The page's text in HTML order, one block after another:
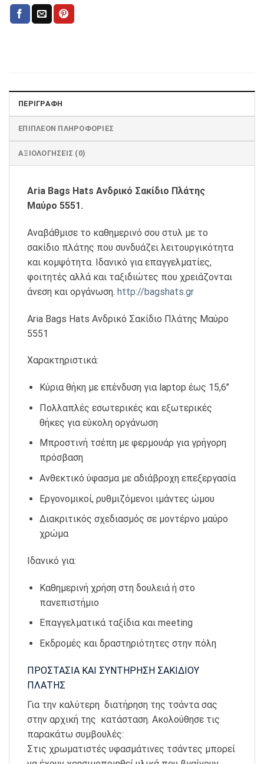
ΠΕΡΙΓΡΑΦΉ
ΕΠΙΠΛΈΟΝ ΠΛΗΡΟΦΟΡΊΕΣ
ΑΞΙΟΛΟΓΉΣΕΙΣ (0)
Aria Bags Hats Ανδρικό Σακίδιο Πλάτης
Μαύρο 5551.
Αναβάθμισε το καθημερινό σου στυλ με το
σακίδιο πλάτης που συνδυάζει λειτουργικότητα
και κομψότητα. Ιδανικό για επαγγελματίες,
φοιτητές αλλά και ταξιδιώτες που χρειάζονται
άνεση και οργάνωση. http://bagshats.gr
Aria Bags Hats Ανδρικό Σακίδιο Πλάτης Μαύρο
5551
Χαρακτηριστικά:
Κύρια θήκη με επένδυση για laptop έως 15,6’’
Πολλαπλές εσωτερικές και εξωτερικές
θήκες για εύκολη οργάνωση
Μπροστινή τσέπη με φερμουάρ για γρήγορη
πρόσβαση
Ανθεκτικό ύφασμα με αδιάβροχη επεξεργασία
Εργονομικοί, ρυθμιζόμενοι ιμάντες ώμου
Διακριτικός σχεδιασμός σε μοντέρνο μαύρο
χρώμα
Ιδανικό για:
Καθημερινή χρήση στη δουλειά ή στο
πανεπιστήμιο
Επαγγελματικά ταξίδια και meeting
Εκδρομές και δραστηριότητες στην πόλη
ΠΡΟΣΤΑΣΙΑ ΚΑΙ ΣΥΝΤΗΡΗΣΗ ΣΑΚΙΔΙΟΥ
ΠΛΑΤΗΣ
Για την καλύτερη διατήρηση της τσάντα σας
στην αρχική της κατάσταση. Ακολούθησε τις
παρακάτω συμβουλές:
Στις χρωματιστές υφασμάτινες τσάντες μπορεί